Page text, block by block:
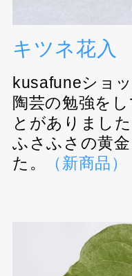
キツネ花入
kusafuneショ
陶芸の勉強を
とがありまし
ふさふさの黄
た。
（新商品）